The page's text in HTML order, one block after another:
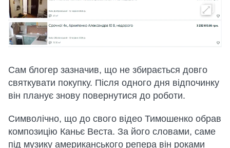
Сам блогер зазначив, що не збирається довго
святкувати покупку. Після одного дня відпочинку
він планує знову повернутися до роботи.
Символічно, що до свого відео Тимошенко обрав
композицію Каньє Веста. За його словами, саме
під музику американського репера він роками